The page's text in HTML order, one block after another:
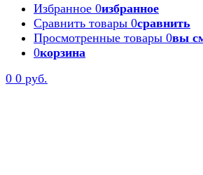
Избранное 0избранное
Сравнить товары 0сравнить
Просмотренные товары 0вы
0корзина
0 0 руб.